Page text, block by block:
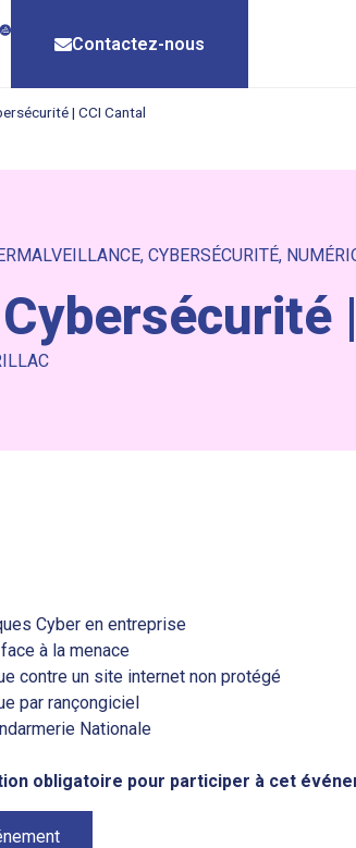
Contactez-nous
| CCI Cantal
, CYBERSÉCURITÉ,
Cyber en entreprise
à la menace
contre un site internet non protégé
par rançongiciel
Nationale
obligatoire pour participer à cet